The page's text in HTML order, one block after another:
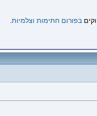
בפורום חתימות וצלמיות.